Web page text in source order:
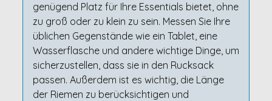
genügend Platz für Ihre Essentials bietet, ohne
zu groß oder zu klein zu sein. Messen Sie Ihre
üblichen Gegenstände wie ein Tablet, eine
Wasserflasche und andere wichtige Dinge, um
sicherzustellen, dass sie in den Rucksack
passen. Außerdem ist es wichtig, die Länge
der Riemen zu berücksichtigen und